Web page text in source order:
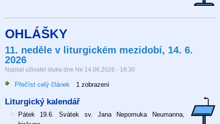
OHLÁŠKY
11. neděle v liturgickém mezidobí, 14. 6.
2026
Napsal uživatel sluka dne Ne 14.06.2026 - 16:30
Přečíst celý článek
neděle
v
1 zobrazení
Liturgický kalendář
Pátek 19.6. Svátek sv. Jana Nepomuka Neumanna,